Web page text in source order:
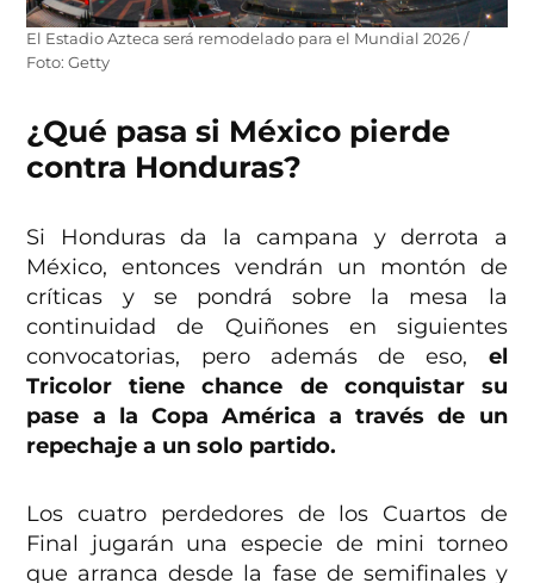
El Estadio Azteca será remodelado para el Mundial 2026 /
Foto: Getty
¿Qué pasa si México pierde
contra Honduras?
Si Honduras da la campana y derrota a
México, entonces vendrán un montón de
críticas y se pondrá sobre la mesa la
continuidad de Quiñones en siguientes
convocatorias, pero además de eso, el
Tricolor tiene chance de conquistar su
pase a la Copa América a través de un
repechaje a un solo partido.
Los cuatro perdedores de los Cuartos de
Final jugarán una especie de mini torneo
que arranca desde la fase de semifinales y